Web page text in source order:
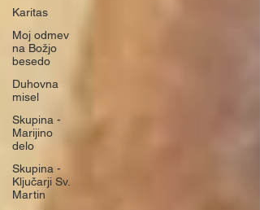
Karitas
Moj odmev
na Božjo
besedo
Duhovna
misel
Skupina -
Marijino
delo
Skupina -
Ključarji Sv.
Martin